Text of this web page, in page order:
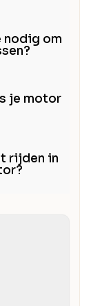
nodig om
je motor
rijden in